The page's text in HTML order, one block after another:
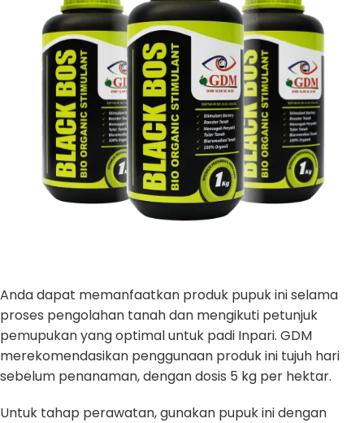
Anda dapat memanfaatkan produk pupuk ini selama
proses pengolahan tanah dan mengikuti petunjuk
pemupukan yang optimal untuk padi Inpari. GDM
merekomendasikan penggunaan produk ini tujuh hari
sebelum penanaman, dengan dosis 5 kg per hektar.
Untuk tahap perawatan, gunakan pupuk ini dengan